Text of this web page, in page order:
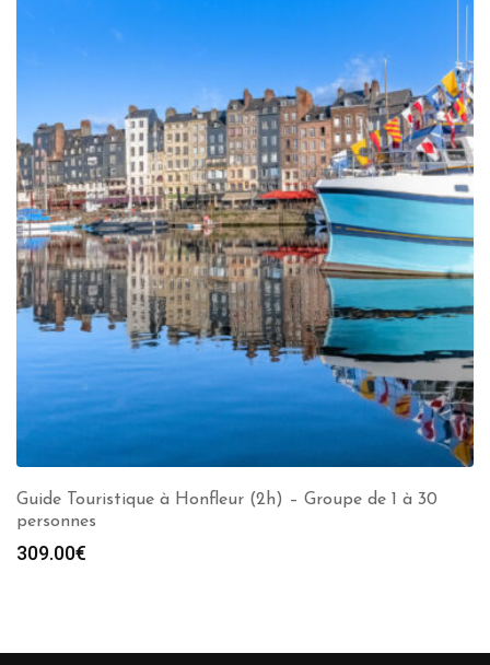
Guide Touristique à Honfleur (2h) – Groupe de 1 à 30
personnes
309.00€